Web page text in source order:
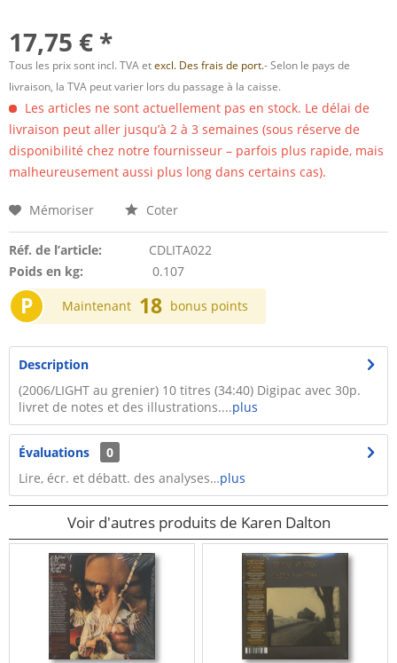
17,75 € *
Tous les prix sont incl. TVA etexcl. Des frais de port.- Selon le pays de
livraison, la TVA peut varier lors du passage à la caisse.
Les articles ne sont actuellement pas en stock. Le délai de
livraison peut aller jusqu’à 2 à 3 semaines (sous réserve de
disponibilité chez notre fournisseur – parfois plus rapide, mais
malheureusement aussi plus long dans certains cas).
Mémoriser Coter
Réf. de l’article:
CDLITA022
Poids en kg:
0.107
P Maintenant 18 bonus points
Description
(2006/LIGHT au grenier) 10 titres (34:40) Digipac avec 30p.
livret de notes et des illustrations....plus
Évaluations
0
Lire, écr. et débatt. des analyses…plus
Voir d'autres produits de Karen Dalton